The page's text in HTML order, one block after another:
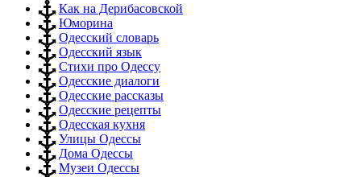
Как на Дерибасовской
Юморина
Одесский словарь
Одесский язык
Стихи про Одессу
Одесские диалоги
Одесские рассказы
Одесские рецепты
Одесская кухня
Улицы Одессы
Дома Одессы
Музеи Одессы